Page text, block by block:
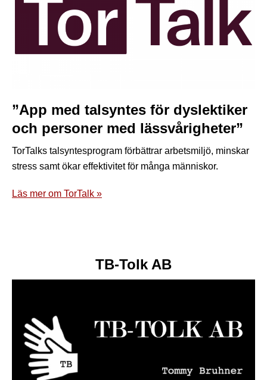
”App med talsyntes för dyslektiker
och personer med lässvårigheter”
TorTalks talsyntesprogram förbättrar arbetsmiljö, minskar
stress samt ökar effektivitet för många människor.
Läs mer om TorTalk »
TB-Tolk AB